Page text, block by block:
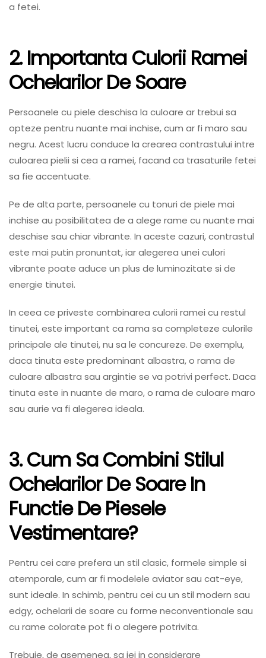
a fetei.
2. Importanta Culorii Ramei
Ochelarilor De Soare
Persoanele cu piele deschisa la culoare ar trebui sa
opteze pentru nuante mai inchise, cum ar fi maro sau
negru. Acest lucru conduce la crearea contrastului intre
culoarea pielii si cea a ramei, facand ca trasaturile fetei
sa fie accentuate.
Pe de alta parte, persoanele cu tonuri de piele mai
inchise au posibilitatea de a alege rame cu nuante mai
deschise sau chiar vibrante. In aceste cazuri, contrastul
este mai putin pronuntat, iar alegerea unei culori
vibrante poate aduce un plus de luminozitate si de
energie tinutei.
In ceea ce priveste combinarea culorii ramei cu restul
tinutei, este important ca rama sa completeze culorile
principale ale tinutei, nu sa le concureze. De exemplu,
daca tinuta este predominant albastra, o rama de
culoare albastra sau argintie se va potrivi perfect. Daca
tinuta este in nuante de maro, o rama de culoare maro
sau aurie va fi alegerea ideala.
3. Cum Sa Combini Stilul
Ochelarilor De Soare In
Functie De Piesele
Vestimentare?
Pentru cei care prefera un stil clasic, formele simple si
atemporale, cum ar fi modelele aviator sau cat-eye,
sunt ideale. In schimb, pentru cei cu un stil modern sau
edgy, ochelarii de soare cu forme neconventionale sau
cu rame colorate pot fi o alegere potrivita.
Trebuie, de asemenea, sa iei in considerare